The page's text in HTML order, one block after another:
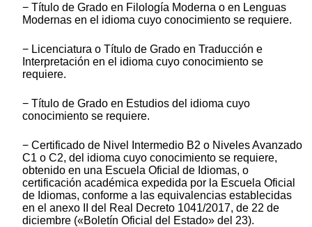
− Título de Grado en Filología Moderna o en Lenguas
Modernas en el idioma cuyo conocimiento se requiere.
− Licenciatura o Título de Grado en Traducción e
Interpretación en el idioma cuyo conocimiento se
requiere.
− Título de Grado en Estudios del idioma cuyo
conocimiento se requiere.
− Certificado de Nivel Intermedio B2 o Niveles Avanzado
C1 o C2, del idioma cuyo conocimiento se requiere,
obtenido en una Escuela Oficial de Idiomas, o
certificación académica expedida por la Escuela Oficial
de Idiomas, conforme a las equivalencias establecidas
en el anexo II del Real Decreto 1041/2017, de 22 de
diciembre («Boletín Oficial del Estado» del 23).